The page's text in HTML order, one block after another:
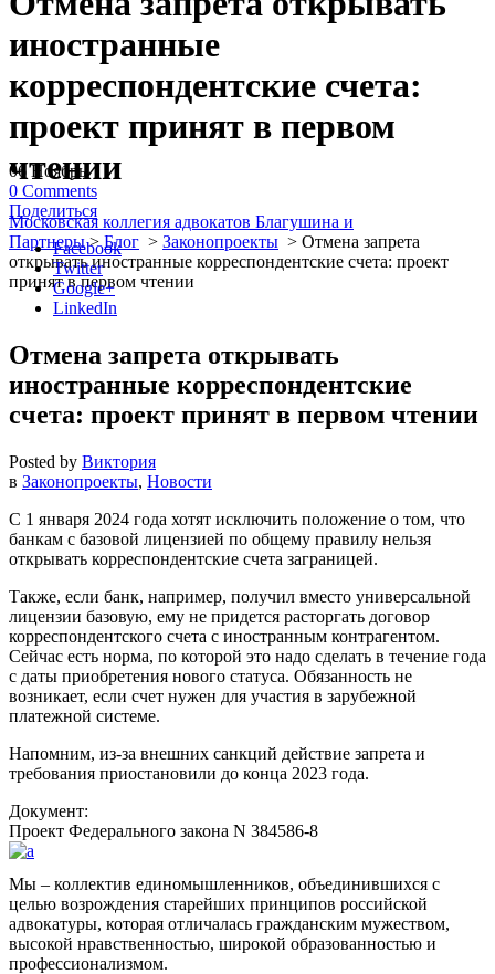
иностранные
корреспондентские счета:
проект принят в первом
чтении
Московская коллегия адвокатов Благушина и
Партнеры>Блог > Законопроекты > Отмена запрета
открывать иностранные корреспондентские счета: проект
принят в первом чтении
06 Ноябрь
0 Comments
Поделиться
Facebook
Twitter
Google+
LinkedIn
Отмена запрета открывать
иностранные корреспондентские
счета: проект принят в первом чтении
Posted by Виктория
в Законопроекты, Новости
С 1 января 2024 года хотят исключить положение о том, что
банкам с базовой лицензией по общему правилу нельзя
открывать корреспондентские счета заграницей.
Также, если банк, например, получил вместо универсальной
лицензии базовую, ему не придется расторгать договор
корреспондентского счета с иностранным контрагентом.
Сейчас есть норма, по которой это надо сделать в течение года
с даты приобретения нового статуса. Обязанность не
возникает, если счет нужен для участия в зарубежной
платежной системе.
Напомним, из-за внешних санкций действие запрета и
требования приостановили до конца 2023 года.
Документ:
Проект Федерального закона N 384586-8
Мы – коллектив единомышленников, объединившихся с
целью возрождения старейших принципов российской
адвокатуры, которая отличалась гражданским мужеством,
высокой нравственностью, широкой образованностью и
профессионализмом.